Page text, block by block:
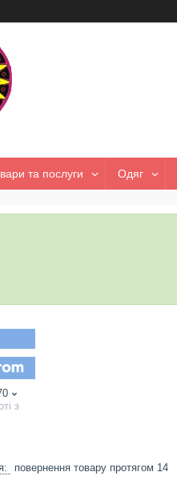
та послуги Одяг
з
повернення товару протягом 14